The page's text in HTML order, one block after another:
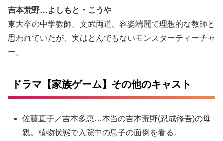
吉本荒野…よしもと・こうや
東大卒の中学教師。文武両道、容姿端麗で理想的な教師と
思われていたが、実はとんでもないモンスターティーチャ
ー。
ドラマ【家族ゲーム】その他のキャスト
佐藤直子／吉本多恵…本当の吉本荒野(忍成修吾)の母
親。植物状態で入院中の息子の面倒を看る。